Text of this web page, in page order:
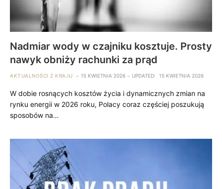
Nadmiar wody w czajniku kosztuje. Prosty
nawyk obniży rachunki za prąd
AKTUALNOŚCI Z KRAJU 15 KWIETNIA 2026 UPDATED: 15 KWIETNIA 2026
W dobie rosnących kosztów życia i dynamicznych zmian na
rynku energii w 2026 roku, Polacy coraz częściej poszukują
sposobów na…